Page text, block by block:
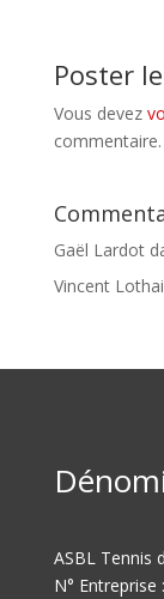
Poster
Vous devez
commentaire.
Gaël Lardot
Vincent
ASBL Tennis
N° Entreprise